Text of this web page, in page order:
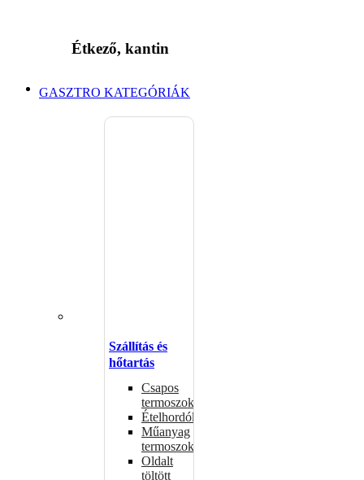
Étkező, kantin
GASZTRO KATEGÓRIÁK
Szállítás és
hőtartás
Csapos
termoszok
Ételhordók
Műanyag
termoszok
Oldalt
töltött